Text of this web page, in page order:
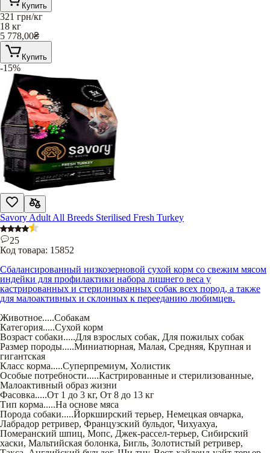
Купить
321 грн/кг
18 кг
5 778,00₴
Купить
-15%
Savory Adult All Breeds Sterilised Fresh Turkey
25
Код товара: 15852
Сбалансированный низкозерновой сухой корм со свежим мясом
индейки для профилактики набора лишнего веса у
кастрированных и стерилизованных собак всех пород, а также
для малоактивных и склонных к перееданию любимцев.
Животное.....Собакам
Категория.....Сухой корм
Возраст собаки.....Для взрослых собак, Для пожилых собак
Размер породы.....Миниатюрная, Малая, Средняя, Крупная и
гигантская
Класс корма.....Суперпремиум, Холистик
Особые потребности.....Кастрированные и стерилизованные,
Малоактивный образ жизни
Фасовка.....От 1 до 3 кг, От 8 до 13 кг
Тип корма.....На основе мяса
Порода собаки.....Йоркширский терьер, Немецкая овчарка,
Лабрадор ретривер, Французский бульдог, Чихуахуа,
Померанский шпиц, Мопс, Джек-рассел-терьер, Сибирский
хаски, Мальтийская болонка, Бигль, Золотистый ретривер,